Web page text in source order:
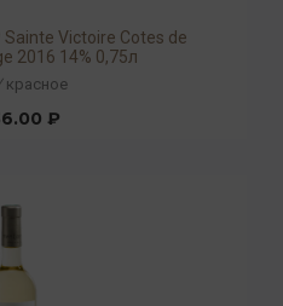
Victoire Cotes de
2016 14% 0,75л
красное
₽